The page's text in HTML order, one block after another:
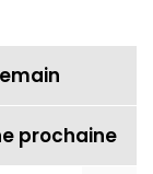
prochaine